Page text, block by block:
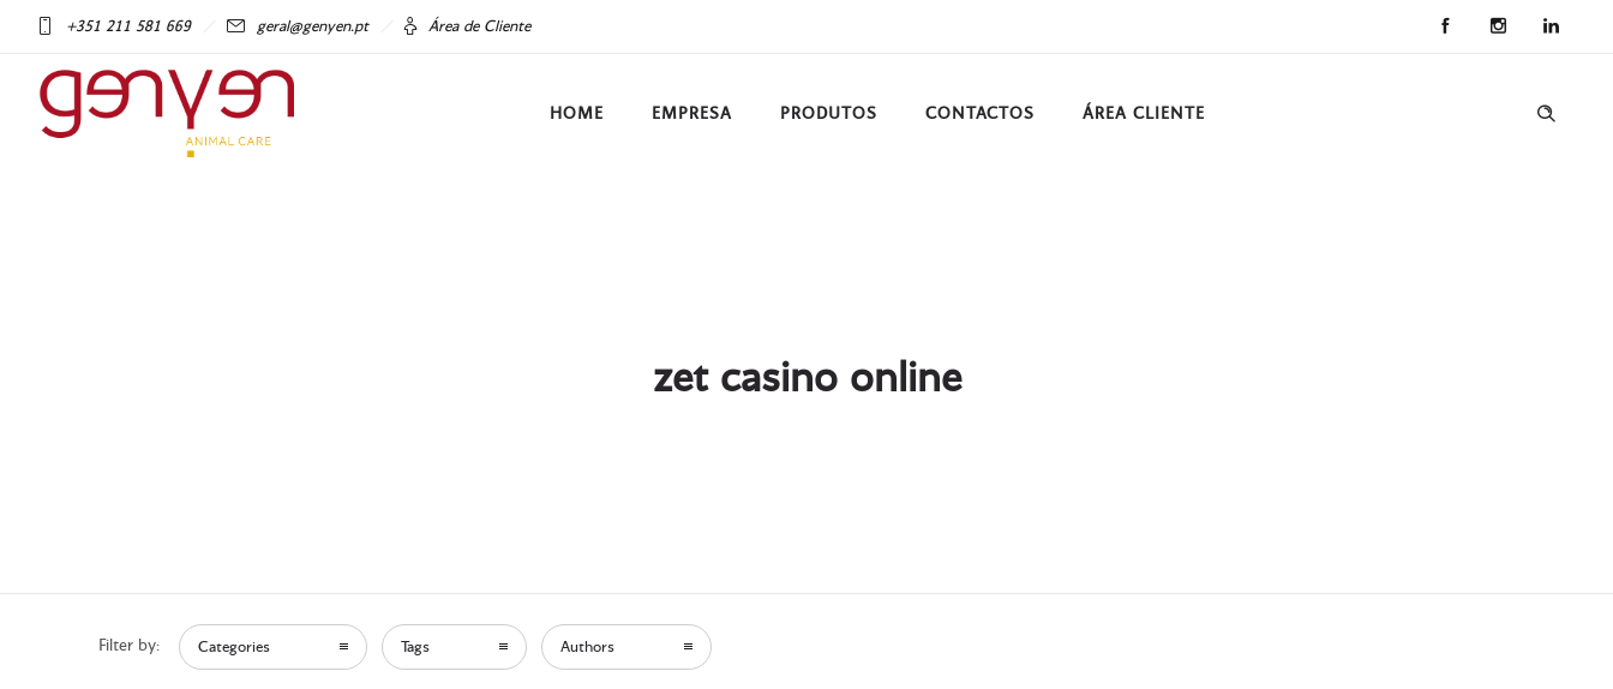
+351 211 581 669 geral@genyen.pt Área de Cliente
HOME EMPRESA PRODUTOS CONTACTOS ÁREA CLIENTE
zet casino online
Filter by: Categories Tags Authors